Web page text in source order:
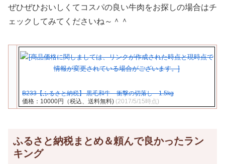
ぜひぜひおいしくてコスパの良い牛肉をお探しの場合はチ
ェックしてみてくださいね～＾＾
B233【ふるさと納税】 黒毛和牛 衝撃の切落し 1.5kg
価格：10000円（税込、送料無料) (2017/5/15時点)
ふるさと納税まとめ＆頼んで良かったラン
キング